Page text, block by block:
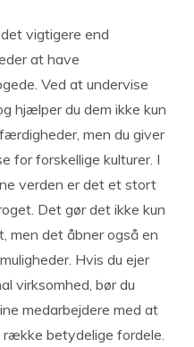
vigtigere end
at have
Ved at undervise
hjælper du dem ikke kun
men du giver
for forskellige kulturer. I
verden er det et stort
Det gør det ikke kun
men det åbner også en
Hvis du ejer
virksomhed, bør du
medarbejdere med at
betydelige fordele.